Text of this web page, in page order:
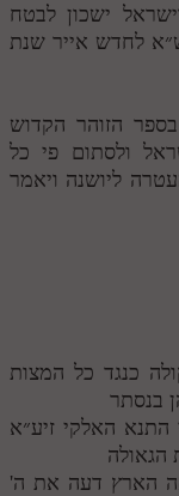
ישכון לבטח
לחדש אייר שנת
הזוהר הקדוש
ולסתום פי כל
ליושנה ויאמר
כנגד כל המצות
בנסתר
התנא האלקי זיע״א
הגאולה
הארץ דעה את ה'